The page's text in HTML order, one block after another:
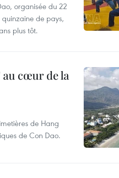
organisée du 22
de pays,
plus tôt.
au cœur de la
de Hang
de Con Dao.